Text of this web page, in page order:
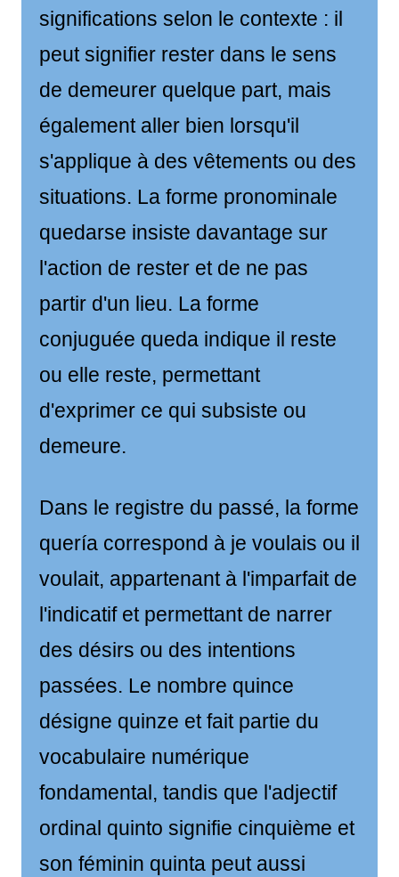
significations selon le contexte : il
peut signifier rester dans le sens
de demeurer quelque part, mais
également aller bien lorsqu'il
s'applique à des vêtements ou des
situations. La forme pronominale
quedarse insiste davantage sur
l'action de rester et de ne pas
partir d'un lieu. La forme
conjuguée queda indique il reste
ou elle reste, permettant
d'exprimer ce qui subsiste ou
demeure.
Dans le registre du passé, la forme
quería correspond à je voulais ou il
voulait, appartenant à l'imparfait de
l'indicatif et permettant de narrer
des désirs ou des intentions
passées. Le nombre quince
désigne quinze et fait partie du
vocabulaire numérique
fondamental, tandis que l'adjectif
ordinal quinto signifie cinquième et
son féminin quinta peut aussi